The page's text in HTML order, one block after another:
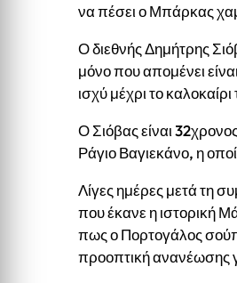
να πέσει ο Μπάρκας
Ο διεθνής Δημήτρης
μόνο που απομένει
ισχύ μέχρι το
Ο Σιόβας είναι
Ράγιο Βαγιεκάνο, η
Λίγες ημέρες μετά τη
που έκανε η ιστορική
πως ο Πορτογάλος
προοπτική ανανέωσης